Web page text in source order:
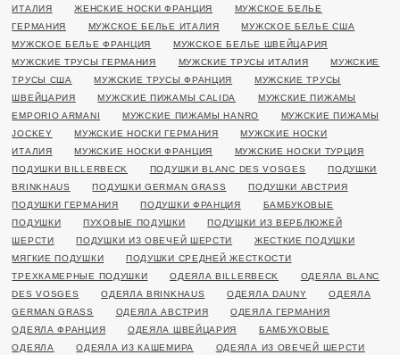
ИТАЛИЯ
ЖЕНСКИЕ НОСКИ ФРАНЦИЯ
МУЖСКОЕ БЕЛЬЕ
ГЕРМАНИЯ
МУЖСКОЕ БЕЛЬЕ ИТАЛИЯ
МУЖСКОЕ БЕЛЬЕ США
МУЖСКОЕ БЕЛЬЕ ФРАНЦИЯ
МУЖСКОЕ БЕЛЬЕ ШВЕЙЦАРИЯ
МУЖСКИЕ ТРУСЫ ГЕРМАНИЯ
МУЖСКИЕ ТРУСЫ ИТАЛИЯ
МУЖСКИЕ
ТРУСЫ США
МУЖСКИЕ ТРУСЫ ФРАНЦИЯ
МУЖСКИЕ ТРУСЫ
ШВЕЙЦАРИЯ
МУЖСКИЕ ПИЖАМЫ CALIDA
МУЖСКИЕ ПИЖАМЫ
EMPORIO ARMANI
МУЖСКИЕ ПИЖАМЫ HANRO
МУЖСКИЕ ПИЖАМЫ
JOCKEY
МУЖСКИЕ НОСКИ ГЕРМАНИЯ
МУЖСКИЕ НОСКИ
ИТАЛИЯ
МУЖСКИЕ НОСКИ ФРАНЦИЯ
МУЖСКИЕ НОСКИ ТУРЦИЯ
ПОДУШКИ BILLERBECK
ПОДУШКИ BLANC DES VOSGES
ПОДУШКИ
BRINKHAUS
ПОДУШКИ GERMAN GRASS
ПОДУШКИ АВСТРИЯ
ПОДУШКИ ГЕРМАНИЯ
ПОДУШКИ ФРАНЦИЯ
БАМБУКОВЫЕ
ПОДУШКИ
ПУХОВЫЕ ПОДУШКИ
ПОДУШКИ ИЗ ВЕРБЛЮЖЕЙ
ШЕРСТИ
ПОДУШКИ ИЗ ОВЕЧЕЙ ШЕРСТИ
ЖЕСТКИЕ ПОДУШКИ
МЯГКИЕ ПОДУШКИ
ПОДУШКИ СРЕДНЕЙ ЖЕСТКОСТИ
ТРЕХКАМЕРНЫЕ ПОДУШКИ
ОДЕЯЛА BILLERBECK
ОДЕЯЛА BLANC
DES VOSGES
ОДЕЯЛА BRINKHAUS ОДЕЯЛА DAUNY
ОДЕЯЛА
GERMAN GRASS
ОДЕЯЛА АВСТРИЯ
ОДЕЯЛА ГЕРМАНИЯ
ОДЕЯЛА ФРАНЦИЯ
ОДЕЯЛА ШВЕЙЦАРИЯ
БАМБУКОВЫЕ
ОДЕЯЛА
ОДЕЯЛА ИЗ КАШЕМИРА
ОДЕЯЛА ИЗ ОВЕЧЕЙ ШЕРСТИ